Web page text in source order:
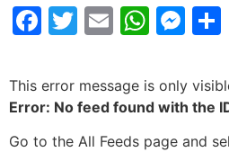
Facebook
Twitter
Email
This error message is only
Error: No feed found with the
Go to the All Feeds page and